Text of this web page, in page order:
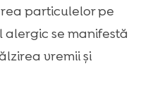
particulelor pe
alergic se manifestă
vremii și